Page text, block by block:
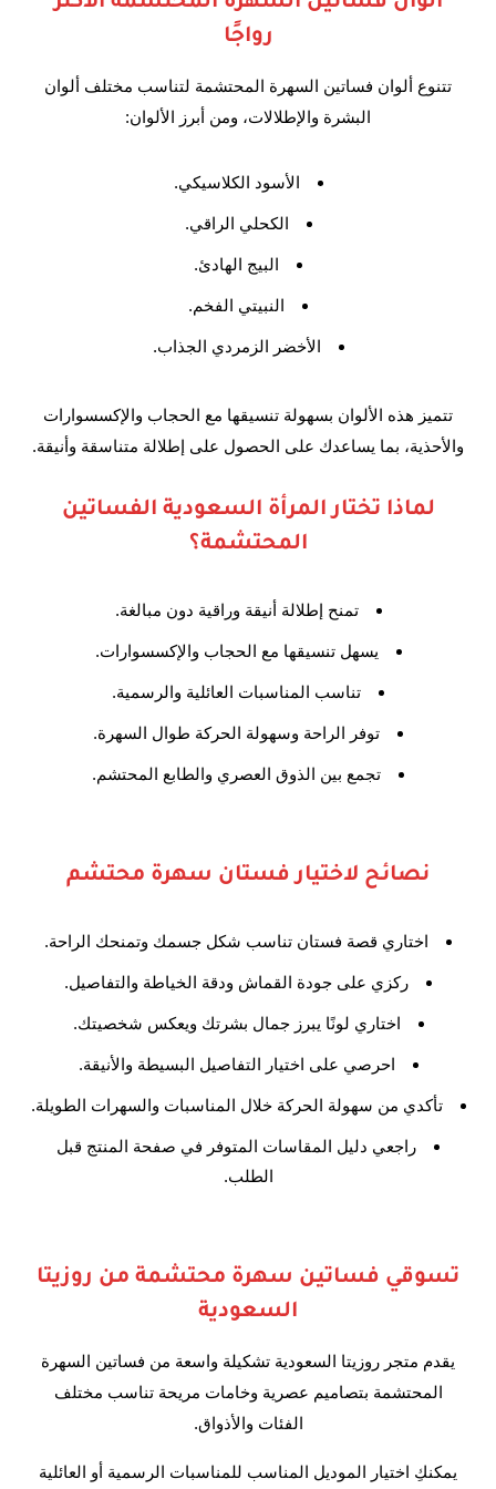
رواجًا
تتنوع ألوان فساتين السهرة المحتشمة لتناسب مختلف ألوان
البشرة والإطلالات، ومن أبرز الألوان:
الأسود الكلاسيكي.
الكحلي الراقي.
البيج الهادئ.
النبيتي الفخم.
الأخضر الزمردي الجذاب.
تتميز هذه الألوان بسهولة تنسيقها مع الحجاب والإكسسوارات
والأحذية، بما يساعدك على الحصول على إطلالة متناسقة وأنيقة.
لماذا تختار المرأة السعودية الفساتين
المحتشمة؟
تمنح إطلالة أنيقة وراقية دون مبالغة.
يسهل تنسيقها مع الحجاب والإكسسوارات.
تناسب المناسبات العائلية والرسمية.
توفر الراحة وسهولة الحركة طوال السهرة.
تجمع بين الذوق العصري والطابع المحتشم.
نصائح لاختيار فستان سهرة محتشم
اختاري قصة فستان تناسب شكل جسمك وتمنحك الراحة.
ركزي على جودة القماش ودقة الخياطة والتفاصيل.
اختاري لونًا يبرز جمال بشرتك ويعكس شخصيتك.
احرصي على اختيار التفاصيل البسيطة والأنيقة.
تأكدي من سهولة الحركة خلال المناسبات والسهرات الطويلة.
راجعي دليل المقاسات المتوفر في صفحة المنتج قبل
الطلب.
تسوقي فساتين سهرة محتشمة من روزيتا
السعودية
يقدم متجر روزيتا السعودية تشكيلة واسعة من فساتين السهرة
المحتشمة بتصاميم عصرية وخامات مريحة تناسب مختلف
الفئات والأذواق.
يمكنكِ اختيار الموديل المناسب للمناسبات الرسمية أو العائلية